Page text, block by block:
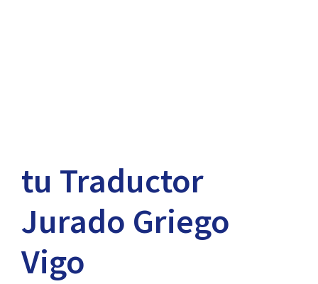
tu Traductor
Jurado Griego
Vigo